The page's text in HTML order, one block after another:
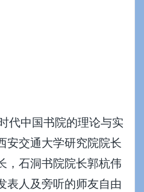
代中国书院的理论与实
安交通大学研究院院长
，石洞书院院长郭杭伟
表人及旁听的师友自由